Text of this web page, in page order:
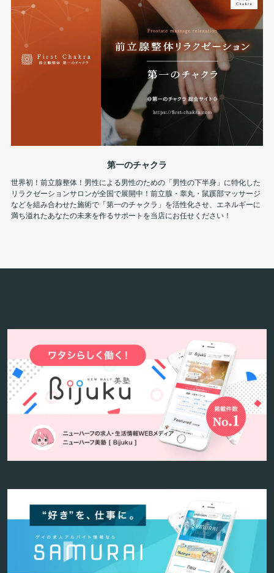
第一のチャクラ
世界初！前立腺整体！男性による男性のための「男性の下半身」に特化した
リラクゼーションサロンが全国で展開中！前立腺・睾丸・鼠蹊部マッサージ
などを組み合わせた施術で「第一のチャクラ」を活性化させ、エネルギーに
満ち溢れたあなたの未来を作るサポートを当店にお任せください！